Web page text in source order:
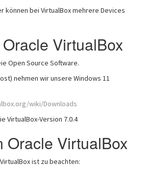
können bei VirtualBox mehrere Devices
VirtualBox
Open Source Software.
nehmen wir unsere Windows 11
wiki/Downloads
VirtualBox-Version 7.0.4
Oracle VirtualBox
ist zu beachten: